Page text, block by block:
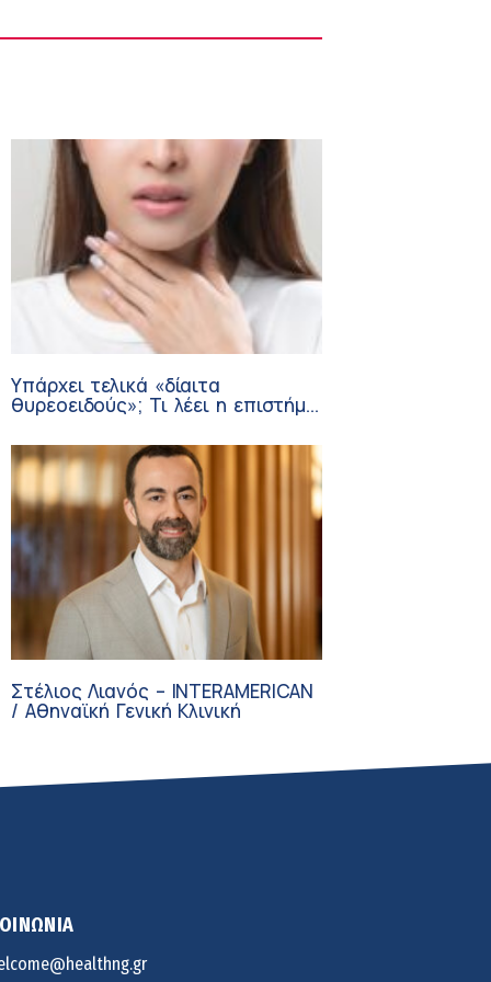
Κινητών Ιατρικών Μονάδων (ΚΙΜ)
Υπάρχει τελικά «δίαιτα
θυρεοειδούς»; Τι λέει η επιστήμη
συμπληρώματα
Στέλιος Λιανός – INTERAMERICAN
/ Αθηναϊκή Γενική Κλινική